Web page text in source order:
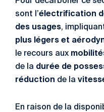
sont l’électrification
des usages,
plus légers et
le recours aux
de la durée de
réduction de la
En raison de la